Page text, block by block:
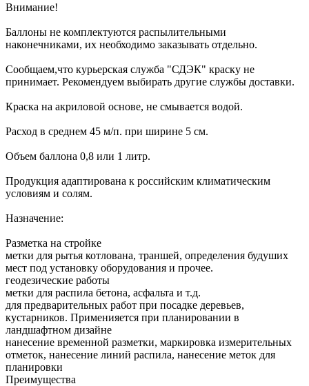
Внимание!
Баллоны не комплектуются распылительными
наконечниками, их необходимо заказывать отдельно.
Сообщаем,что курьерская служба "СДЭК" краску не
принимает. Рекомендуем выбирать другие службы доставки.
Краска на акриловой основе, не смывается водой.
Расход в среднем 45 м/п. при ширине 5 см.
Объем баллона 0,8 или 1 литр.
Продукция адаптирована к российским климатическим
условиям и солям.
Назначение:
Разметка на стройке
метки для рытья котлована, траншей, определения будуших
мест под установку оборудования и прочее.
геодезические работы
метки для распила бетона, асфальта и т.д.
для предварительных работ при посадке деревьев,
кустарников. Применияется при планировании в
ландшафтном дизайне
нанесение временной разметки, маркировка измерительных
отметок, нанесение линий распила, нанесение меток для
планировки
Преимущества